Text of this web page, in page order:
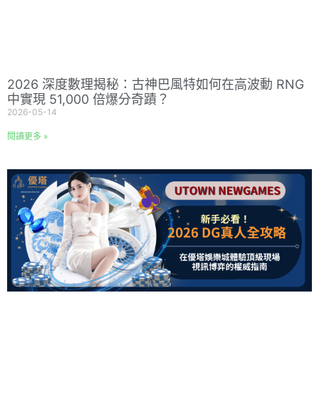
2026 深度數理揭秘：古神巴風特如何在高波動 RNG
中實現 51,000 倍爆分奇蹟？
2026-05-14
閱讀更多 »